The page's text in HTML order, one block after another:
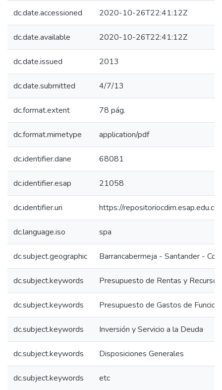
dc.date.accessioned 2020-10-26T22:41:12Z
dc.date.available 2020-10-26T22:41:12Z
dc.date.issued 2013
dc.date.submitted 4/7/13
dc.format.extent 78 pág.
dc.format.mimetype application/pdf
dc.identifier.dane 68081
dc.identifier.esap 21058
dc.identifier.uri https://
dc.language.iso spa
dc.subject.geographic Barrancabermeja - Santander -
dc.subject.keywords Presupuesto de Rentas y
dc.subject.keywords Presupuesto de Gastos de
dc.subject.keywords Inversión y Servicio a la Deuda
dc.subject.keywords Disposiciones Generales
dc.subject.keywords etc